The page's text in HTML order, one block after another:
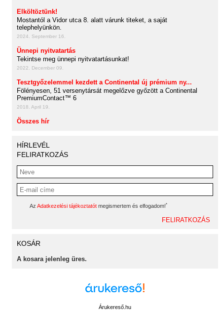
Elköltöztünk!
Mostantól a Vidor utca 8. alatt várunk titeket, a saját
telephelyünkön.
2024. September 16.
Ünnepi nyitvatartás
Tekintse meg ünnepi nyitvatartásunkat!
2022. December 09.
Tesztgyőzelemmel kezdett a Continental új prémium ny...
Fölényesen, 51 versenytársát megelőzve győzött a Continental
PremiumContact™ 6
2018. April 19.
Összes hír
HÍRLEVÉL
FELIRATKOZÁS
Az Adatkezelési tájékoztatót megismertem és elfogadom!*
KOSÁR
A kosara jelenleg üres.
Árukereső.hu